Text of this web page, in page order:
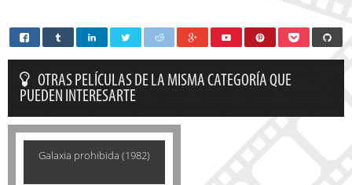
OTRAS PELÍCULAS DE LA MISMA CATEGORÍA QUE
PUEDEN INTERESARTE
Galaxia prohibida (1982)